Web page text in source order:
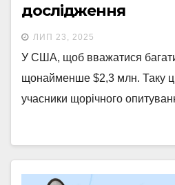
дослідження
ЛИП 23, 2025
У США, щоб вважатися
щонайменше $2,3 млн. Таку
учасники щорічного